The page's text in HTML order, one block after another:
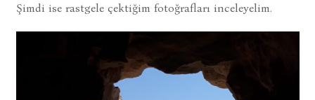
Şimdi ise rastgele çektiğim fotoğrafları inceleyelim.